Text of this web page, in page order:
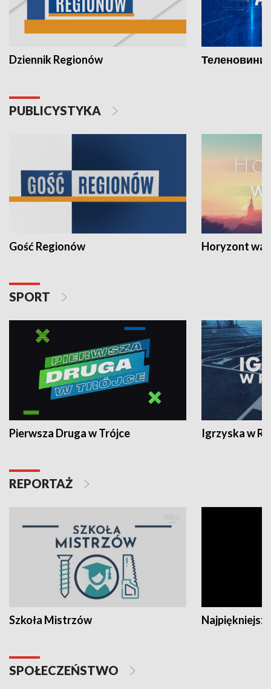
Dziennik Regionów Теленовини
PUBLICYSTYKA
Gość Regionów Horyzont
SPORT
Pierwsza Druga w Trójce Igrzyska w
REPORTAŻ
Szkoła Mistrzów
SPOŁECZEŃSTWO